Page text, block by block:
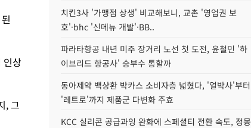
인상
, 그
치킨3사 '가맹점 상생' 비교해보니, 교촌 '영업권 보
호'·bhc '신메뉴 개발'·BB..
파라타항공 내년 미주 장거리 노선 첫 도전, 윤철민 '하
이브리드 항공사' 승부수 통할까
동아제약 백상환 박카스 소비자층 넓혔다, '얼박사'부터
'레트로'까지 제품군 다변화 주효
KCC 실리콘 공급과잉 완화에 스페셜티 전환 속도, 정몽